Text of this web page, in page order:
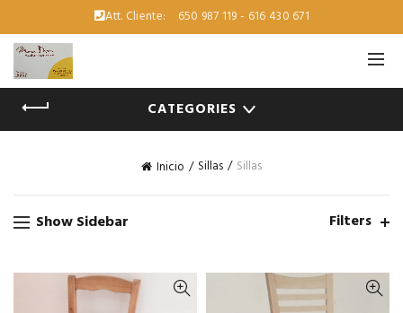
Att. Cliente: 650 987 119 - 616 430 671
CATEGORIES
Inicio Sillas Sillas
Show Sidebar Filters